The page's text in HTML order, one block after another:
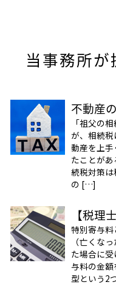
当事務所が
不動産
「祖父の
が、相続
動産を上
たことが
続税対策
の […]
【税理
特別寄与
（亡くな
た場合に
与料の金
型という2